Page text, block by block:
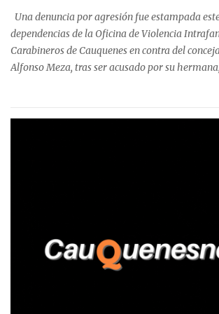
precisa que la mayor cantidad de dinero
Talca, donde...
Una denuncia por agresión fue estampada
dependencias de la Oficina de Violencia
Carabineros de Cauquenes en contra del
Alfonso Meza, tras ser acusado por su
relató que los hechos ocurrieron cerca de las
trabajadores, el edil descendió del vehículo y,
confrontación, la habría tomado de los
suelo y agredido con golpes de pies y manos,